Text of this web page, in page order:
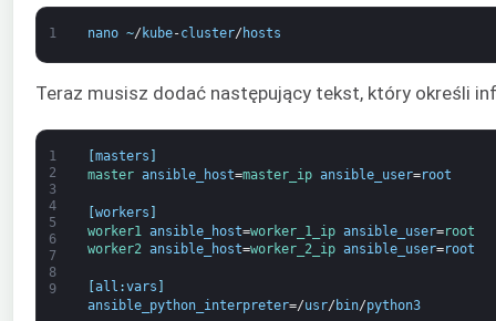
1 nano ~/ kube-cluster/ hosts
Teraz musisz dodać następujący tekst, który określi
1
2
3
4
5
6
7
8
9
masters
master ansible_host=master_ip ansible_user=root
[workers ]
worker1 ansible_host=worker_1_ip ansible_user=root
worker2 ansible_host=worker_2_ip ansible_user=root
all :vars
ansible_python_interpreter=/usr/ bin/python3